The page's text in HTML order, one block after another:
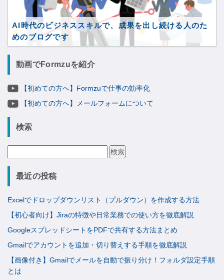
AI時代のビジネススキルで、成果を出し続ける人のた
めのブログです
動画でFormzuを紹介
【初めての方へ】Formzuで仕事の効率化
【初めての方へ】メールフォームについて
検索
最近の投稿
Excelでドロップダウンリスト（プルダウン）を作成する方法
【初心者向け】Jiraの特徴や日常業務での使い方を徹底解説
GoogleスプレッドシートをPDFで共有する方法まとめ
Gmailでアカウントを追加・切り替えする手順を徹底解説
【画像付き】Gmailでメールを自動で振り分け！フォルダ設定手順
とは